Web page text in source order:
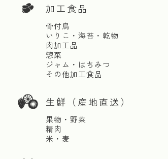
加工食品
骨付鳥
いりこ・海苔・乾物
肉加工品
惣菜
ジャム・はちみつ
その他加工食品
生鮮（産地直送）
果物・野菜
精肉
米・麦